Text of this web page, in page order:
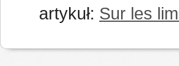
artykuł: Sur les